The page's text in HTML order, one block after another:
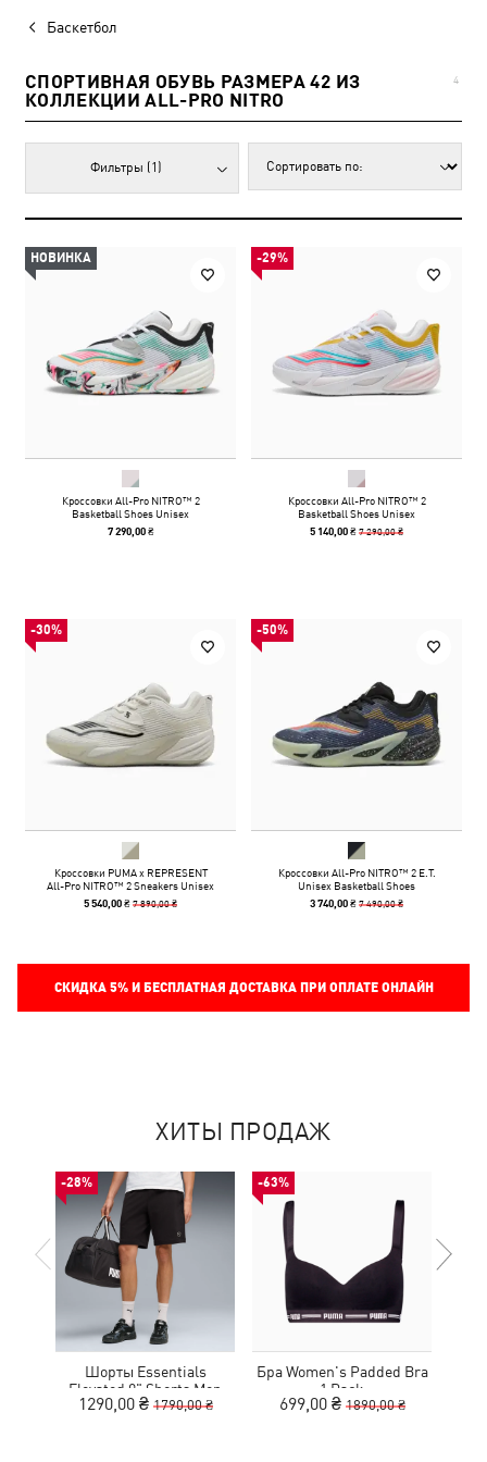
Баскетбол
СПОРТИВНАЯ ОБУВЬ РАЗМЕРА 42 ИЗ
КОЛЛЕКЦИИ ALL-PRO NITRO
4
Фильтры (1)
НОВИНКА
Кроссовки All-Pro NITRO™ 2
Basketball Shoes Unisex
7 290,00 ₴
-29%
Кроссовки All-Pro NITRO™ 2
Basketball Shoes Unisex
5 140,00 ₴7 290,00 ₴
-30%
Кроссовки PUMA x REPRESENT
All-Pro NITRO™ 2 Sneakers Unisex
5 540,00 ₴7 890,00 ₴
-50%
Кроссовки All-Pro NITRO™ 2 E.T.
Unisex Basketball Shoes
3 740,00 ₴7 490,00 ₴
СКИДКА 5%И БЕСПЛАТНАЯ ДОСТАВКА ПРИ ОПЛАТЕ ОНЛАЙН
ХИТЫ ПРОДАЖ
-28%
Шорты Essentials
Elevated 9" Shorts Men
1290,00 ₴ 1790,00 ₴
-63%
Бра Women's Padded Bra
1 Pack
699,00 ₴ 1890,00 ₴